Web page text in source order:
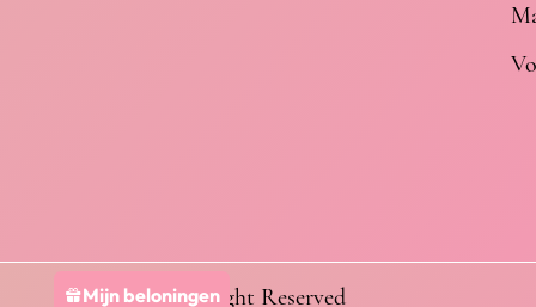
@ 2024 All Copyright Reserved
Mijn beloningen